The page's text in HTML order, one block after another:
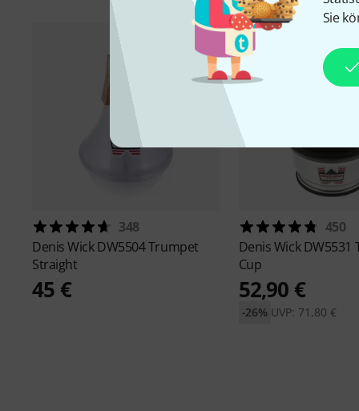
Sie
348
Denis WickDW5504 Trumpet
Straight
45 €
450
Denis WickDW5531
Cup
52,90 €
UVP: 71,80 €
-26%